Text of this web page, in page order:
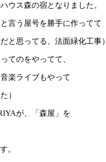
ウス森の宿となりました。
言う屋号を勝手に作ってて
と思ってる、法面緑化工事）
てのをやってて、
楽ライブもやって
）
が、「森屋」を
。